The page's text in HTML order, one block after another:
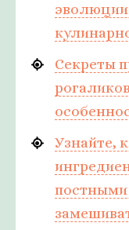
эволюции
Секреты
Узнайте,
постными